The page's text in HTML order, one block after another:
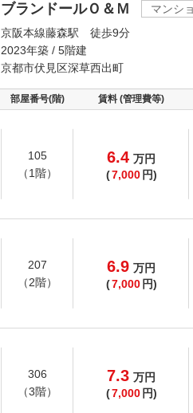
ブランドールＯ＆Ｍ
マンシ
京阪本線藤森駅 徒歩9分
2023年築 / 5階建
京都市伏見区深草西出町
部屋番号(階) 賃料 (管理費等)
105
（1階）
6.4 万円
(7,000 円)
207
（2階）
6.9 万円
(7,000 円)
306
（3階）
7.3 万円
(7,000 円)